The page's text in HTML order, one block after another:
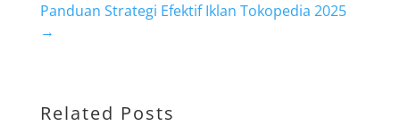
Panduan Strategi Efektif Iklan Tokopedia 2025
→
Related Posts